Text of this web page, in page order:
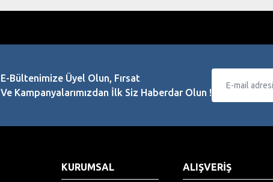
E-Bültenimize Üyel Olun, Fırsat
Ve Kampanyalarımızdan İlk Siz Haberdar Olun !
KURUMSAL ALIŞVERİŞ